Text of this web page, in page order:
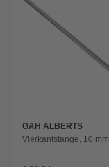
GAH ALBERTS
Vierkantstange, 10 mm